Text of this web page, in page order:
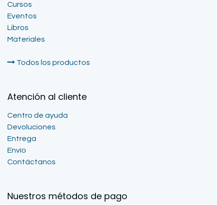
Cursos
Eventos
Libros
Materiales
Todos los productos
Atención al cliente
Centro de ayuda
Devoluciones
Entrega
Envío
Contáctanos
Nuestros métodos de pago